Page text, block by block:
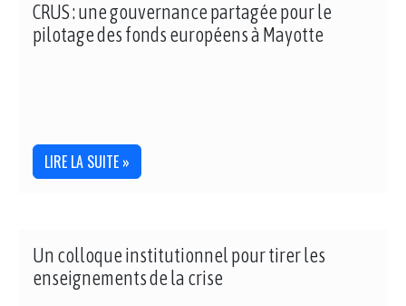
CRUS : une gouvernance partagée pour le
pilotage des fonds européens à Mayotte
LIRE LA SUITE »
Un colloque institutionnel pour tirer les
enseignements de la crise